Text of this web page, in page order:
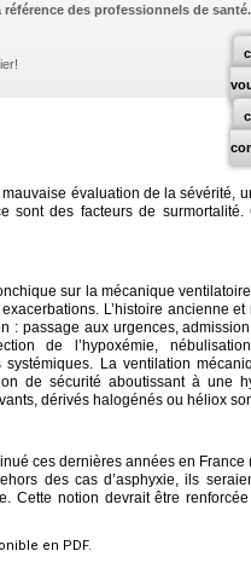
des professionnels de santé.
évaluation de la sévérité,
sont des facteurs de
sur la mécanique
L’histoire ancienne
: passage aux urgences,
de l’hypoxémie,
La ventilation
de sécurité aboutissant à une
dérivés halogénés ou héliox
ces dernières années en France
des cas d’asphyxie, ils
Cette notion devrait être
en PDF.